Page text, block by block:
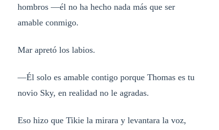
hombros —él no ha hecho nada más que ser
amable conmigo.
Mar apretó los labios.
—Él solo es amable contigo porque Thomas es tu
novio Sky, en realidad no le agradas.
Eso hizo que Tikie la mirara y levantara la voz,